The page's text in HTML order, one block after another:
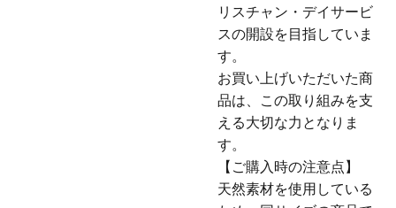
リスチャン・デイサービ
スの開設を目指していま
す。
お買い上げいただいた商
品は、この取り組みを支
える大切な力となりま
す。
【ご購入時の注意点】
天然素材を使用している